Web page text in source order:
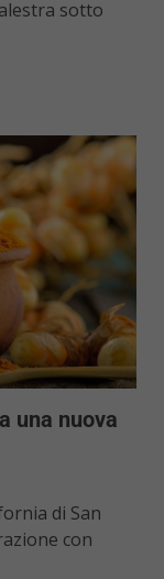
sotto
una nuova
di San
con